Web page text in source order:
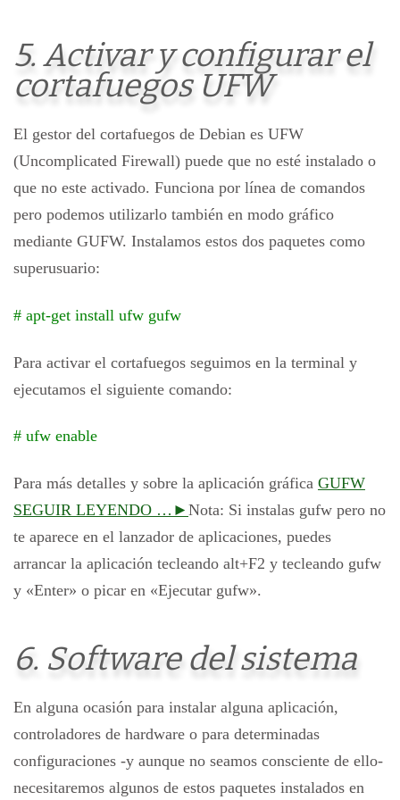
5. Activar y configurar el
cortafuegos UFW
El gestor del cortafuegos de Debian es UFW
(Uncomplicated Firewall) puede que no esté instalado o
que no este activado. Funciona por línea de comandos
pero podemos utilizarlo también en modo gráfico
mediante GUFW. Instalamos estos dos paquetes como
superusuario:
# apt-get install ufw gufw
Para activar el cortafuegos seguimos en la terminal y
ejecutamos el siguiente comando:
# ufw enable
Para más detalles y sobre la aplicación gráfica GUFW
SEGUIR LEYENDO …► Nota: Si instalas gufw pero no
te aparece en el lanzador de aplicaciones, puedes
arrancar la aplicación tecleando alt+F2 y tecleando gufw
y «Enter» o picar en «Ejecutar gufw».
6. Software del sistema
En alguna ocasión para instalar alguna aplicación,
controladores de hardware o para determinadas
configuraciones -y aunque no seamos consciente de ello-
necesitaremos algunos de estos paquetes instalados en